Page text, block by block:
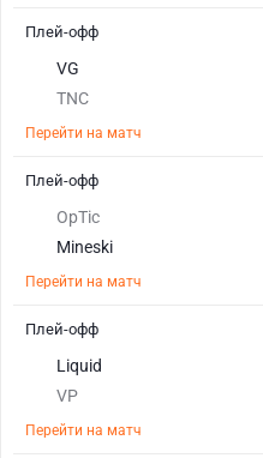
VG
TNC
Перейти на матч
Плей-офф
OpTic
Mineski
Перейти на матч
Плей-офф
Liquid
VP
Перейти на матч
Плей-офф